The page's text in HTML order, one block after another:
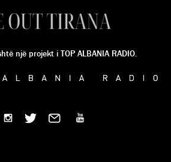
një projekt i TOP ALBANIA RADIO.